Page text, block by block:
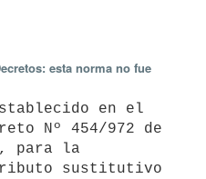
esta norma no fue
en el
Nº 454/972 de
para la
sustitutivo